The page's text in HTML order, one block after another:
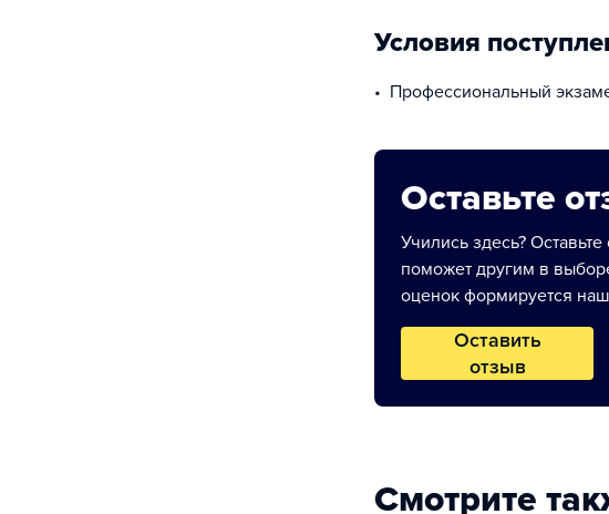
Условия
профессиональный
Оставьте
Учились здесь?
поможет другим в
оценок формируется наш
Оставить
отзыв
Смотрите